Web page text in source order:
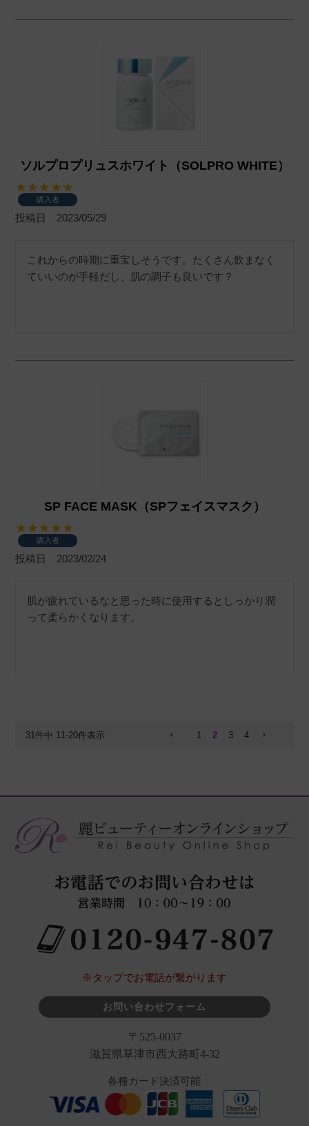
ソルプロプリュスホワイト（SOLPRO WHITE）
購入者
投稿日 2023/05/29
これからの時期に重宝しそうです。たくさん飲まなく
ていいのが手軽だし、肌の調子も良いです？
SP FACE MASK（SPフェイスマスク）
購入者
投稿日 2023/02/24
肌が疲れているなと思った時に使用するとしっかり潤
って柔らかくなります。
31件中 11-20件表示 1 2 3 4
※タップでお電話が繋がります
お問い合わせフォーム
〒525-0037
滋賀県草津市西大路町4-32
各種カード決済可能